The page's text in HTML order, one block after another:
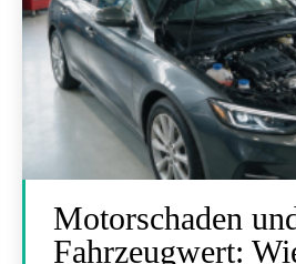
Motorschaden
Fahrzeugwert: